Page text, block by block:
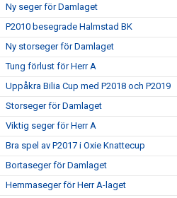
Ny seger för Damlaget
P2010 besegrade Halmstad BK
Ny storseger för Damlaget
Tung förlust för Herr A
Uppåkra Bilia Cup med P2018 och P2019
Storseger för Damlaget
Viktig seger för Herr A
Bra spel av P2017 i Oxie Knattecup
Bortaseger för Damlaget
Hemmaseger för Herr A-laget